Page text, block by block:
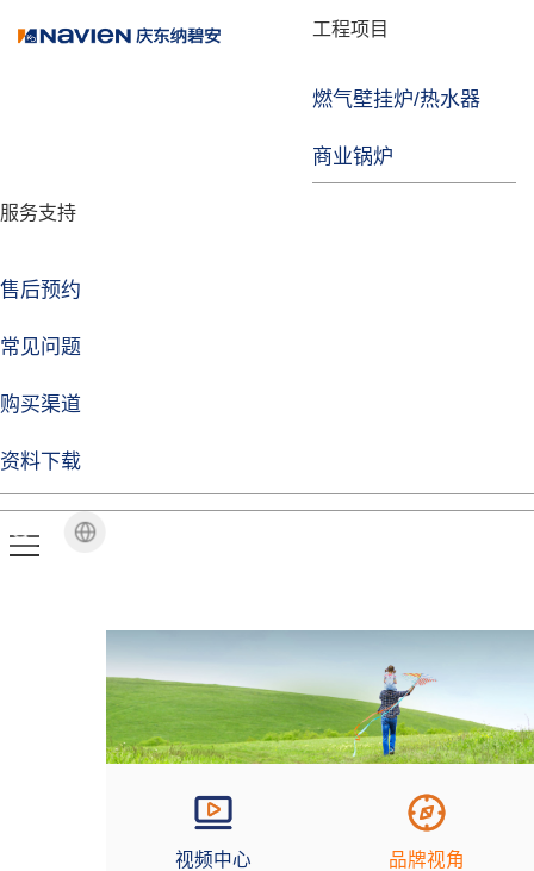
工程项目
燃气壁挂炉/热水器
商业锅炉
服务支持
售后预约
常见问题
购买渠道
资料下载
品牌故事
技术实力
企业动态
益达注册Life
品牌视角
视频中心 品牌视角